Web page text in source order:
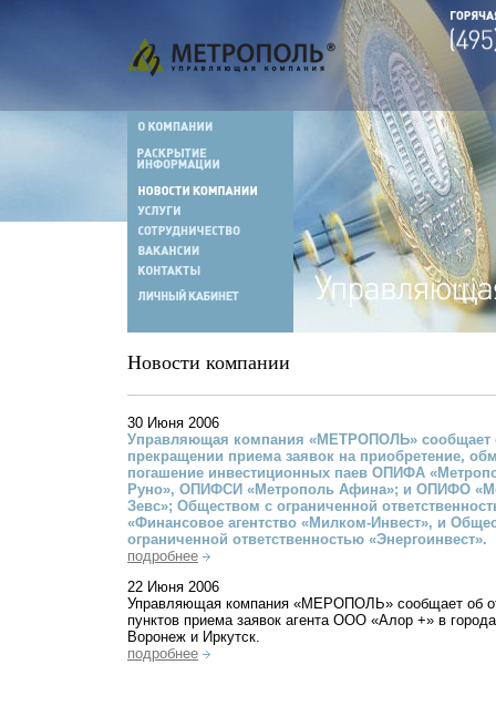
Новости компании
30 Июня 2006
Управляющая компания «МЕТРОПОЛЬ» сообщает
прекращении приема заявок на приобретение,
погашение инвестиционных паев ОПИФА
Руно», ОПИФСИ «Метрополь Афина»; и ОПИФО
Зевс»; Обществом с ограниченной
«Финансовое агентство «Милком-Инвест», и
ограниченной ответственностью «Энергоинвест».
подробнее
22 Июня 2006
Управляющая компания «МЕРОПОЛЬ» сообщает об
пунктов приема заявок агента ООО «Алор +» в
Воронеж и Иркутск.
подробнее